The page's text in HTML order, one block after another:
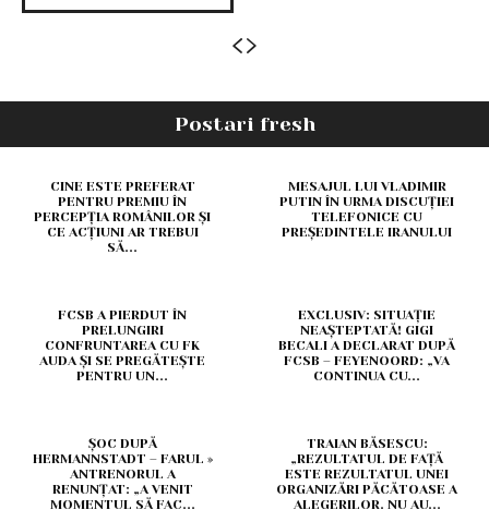
Postari fresh
CINE ESTE PREFERAT
PENTRU PREMIU ÎN
PERCEPȚIA ROMÂNILOR ȘI
CE ACȚIUNI AR TREBUI
SĂ...
MESAJUL LUI VLADIMIR
PUTIN ÎN URMA DISCUȚIEI
TELEFONICE CU
PREȘEDINTELE IRANULUI
FCSB A PIERDUT ÎN
PRELUNGIRI
CONFRUNTAREA CU FK
AUDA ȘI SE PREGĂTEȘTE
PENTRU UN...
EXCLUSIV: SITUAȚIE
NEAȘTEPTATĂ! GIGI
BECALI A DECLARAT DUPĂ
FCSB – FEYENOORD: „VA
CONTINUA CU...
ȘOC DUPĂ
HERMANNSTADT – FARUL »
ANTRENORUL A
RENUNȚAT: „A VENIT
MOMENTUL SĂ FAC...
TRAIAN BĂSESCU:
„REZULTATUL DE FAȚĂ
ESTE REZULTATUL UNEI
ORGANIZĂRI PĂCĂTOASE A
ALEGERILOR. NU AU...